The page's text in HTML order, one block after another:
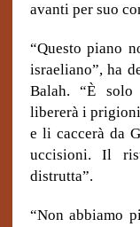
avanti per suo
“Questo piano
israeliano”, ha
Balah. “È
libererà i
e li caccerà da
uccisioni. Il
distrutta”.
“Non abbiamo